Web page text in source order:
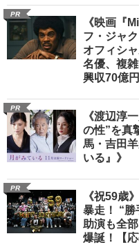
PR
《映画『
フ・ジャ
オフィシ
名優、複
興収70億円
PR
《渡辺淳
の性”を真
馬・吉田
いる』》
PR
《祝59歳
暴走！ “勝
助演も全
爆誕！【